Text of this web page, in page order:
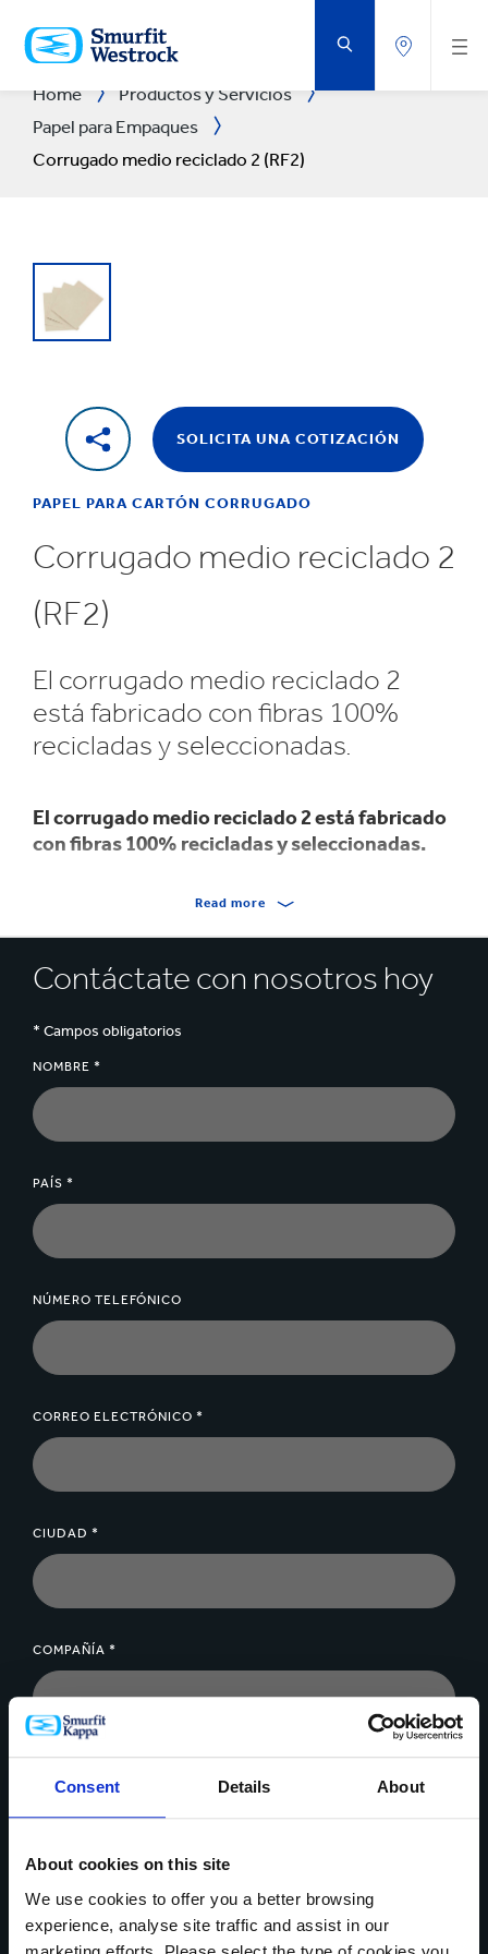
Consent Details About
About cookies on this site
We use cookies to offer you a better browsing
experience, analyse site traffic and assist in our
AL
CONTENIDO
PRINCIPAL
Home
Productos y Servicios
Papel para Empaques
Corrugado medio reciclado 2 (RF2)
SOLICITA UNA COTIZACIÓN
PAPEL PARA CARTÓN CORRUGADO
Corrugado medio reciclado 2
(RF2)
El corrugado medio reciclado 2
está fabricado con fibras 100%
recicladas y seleccionadas.
El corrugado medio reciclado 2 está fabricado
con fibras 100% recicladas y seleccionadas.
Read more
Contáctate con nosotros hoy
* Campos obligatorios
NOMBRE *
PAÍS *
NÚMERO TELEFÓNICO
CORREO ELECTRÓNICO *
CIUDAD *
COMPAÑÍA *
Cargar archivo